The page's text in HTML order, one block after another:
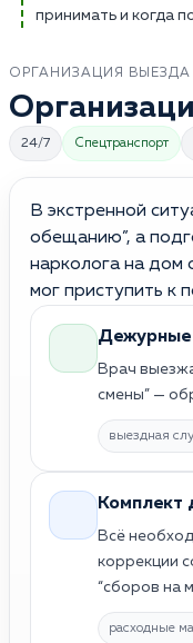
принимать и когда
ОРГАНИЗАЦИЯ ВЫЕЗДА
24/7 Спецтранспорт
В экстренной
обещанию”, а
нарколога на дом
мог приступить к
Врач
смены” —
выездная
Комплект
Всё
коррекции
“сборов на
расходные